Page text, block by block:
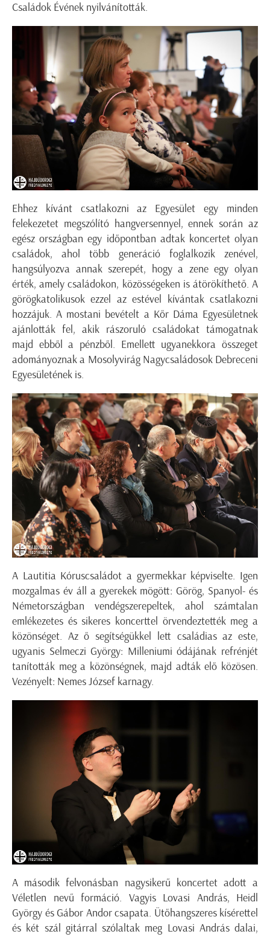
Családok Évének nyilvánították.
Ehhez kívánt csatlakozni az Egyesület egy minden
felekezetet megszólító hangversennyel, ennek során az
egész országban egy időpontban adtak koncertet olyan
családok, ahol több generáció foglalkozik zenével,
hangsúlyozva annak szerepét, hogy a zene egy olyan
érték, amely családokon, közösségeken is átörökíthető. A
görögkatolikusok ezzel az estével kívántak csatlakozni
hozzájuk. A mostani bevételt a Kőr Dáma Egyesületnek
ajánlották fel, akik rászoruló családokat támogatnak
majd ebből a pénzből. Emellett ugyanekkora összeget
adományoznak a Mosolyvirág Nagycsaládosok Debreceni
Egyesületének is.
A Lautitia Kóruscsaládot a gyermekkar képviselte. Igen
mozgalmas év áll a gyerekek mögött: Görög, Spanyol- és
Németországban vendégszerepeltek, ahol számtalan
emlékezetes és sikeres koncerttel örvendeztették meg a
közönséget. Az ő segítségükkel lett családias az este,
ugyanis Selmeczi György: Milleniumi ódájának refrénjét
tanították meg a közönségnek, majd adták elő közösen.
Vezényelt: Nemes József karnagy.
A második felvonásban nagysikerű koncertet adott a
Véletlen nevű formáció. Vagyis Lovasi András, Heidl
György és Gábor Andor csapata. Ütőhangszeres kísérettel
és két szál gitárral szólaltak meg Lovasi András dalai,